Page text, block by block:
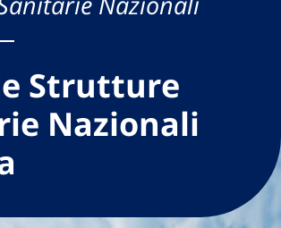
Strutture
Nazionali